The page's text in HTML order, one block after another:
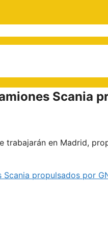
Scania
trabajarán en Madrid,
propulsados por